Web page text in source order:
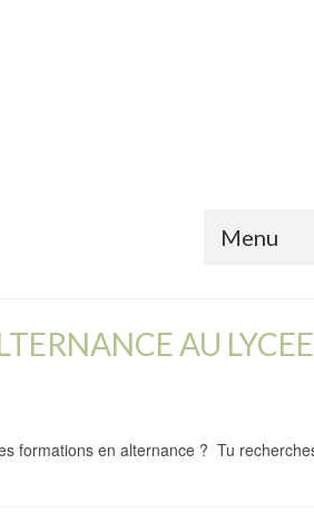
Menu
AU
formations en alternance ? Tu